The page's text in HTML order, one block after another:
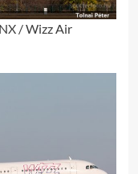
/ Wizz Air